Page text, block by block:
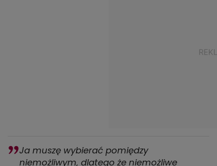
Ja muszę wybierać pomiędzy
niemożliwym, dlatego że niemożliwe